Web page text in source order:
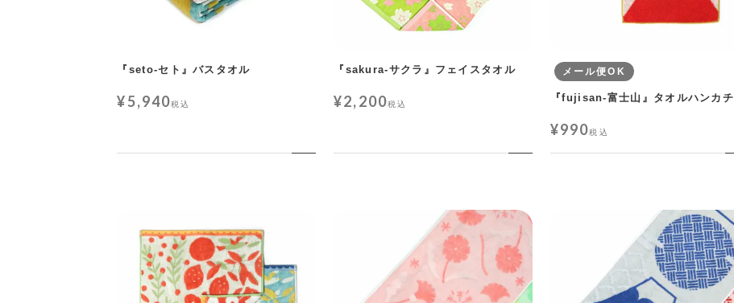
『seto-セト』バスタオル
¥5,940税込
『sakura-サクラ』フェイスタオル
¥2,200税込
メール便OK
『fujisan-富士山』タオルハンカチ
¥990税込